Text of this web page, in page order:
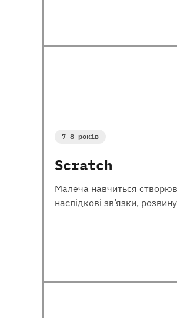
7-8 років
Scratch
Малеча навчиться
наслідкові зв’язки,